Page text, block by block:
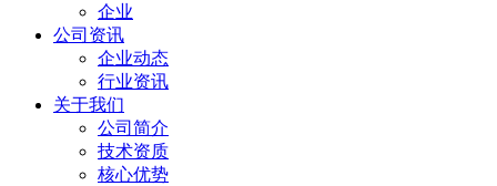
企业
公司资讯
企业动态
行业资讯
关于我们
公司简介
技术资质
核心优势